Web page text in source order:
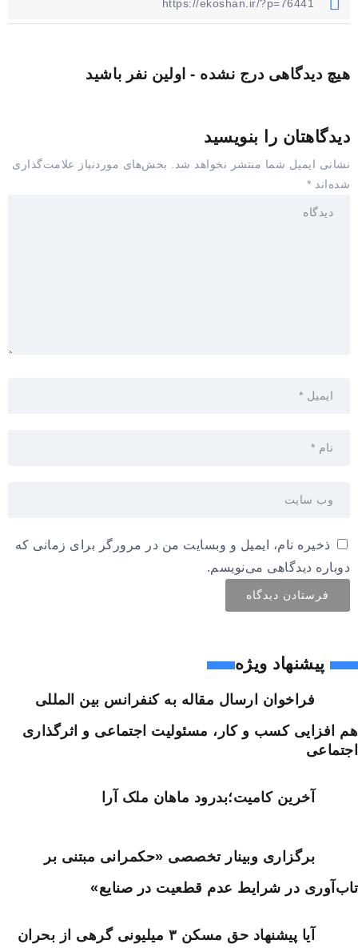
هیچ دیدگاهی درج نشده - اولین نفر باشید
دیدگاهتان را بنویسید
نشانی ایمیل شما منتشر نخواهد شد.
بخش‌های موردنیاز علامت‌گذاری
شده‌اند *
ذخیره نام، ایمیل و وبسایت من در مرورگر برای زمانی که
دوباره دیدگاهی می‌نویسم.
پیشنهاد ویژه
فراخوان ارسال مقاله به کنفرانس بین المللی
هم افزایی کسب و کار، مسئولیت اجتماعی و اثرگذاری
اجتماعی
آخرین کامیت؛بدرود ماهان ملک آرا
برگزاری وبینار تخصصی «حکمرانی مبتنی بر
تاب‌آوری در شرایط عدم قطعیت در صنایع»
آیا پیشنهاد حق مسکن ۳ میلیونی گرهی از بحران